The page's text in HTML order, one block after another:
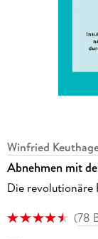
Winfried
Abnehmen mit
Die revolutionäre
(78